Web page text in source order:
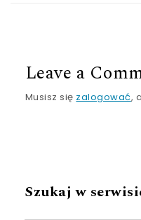
Leave a
Musisz się zalogować,
Szukaj w